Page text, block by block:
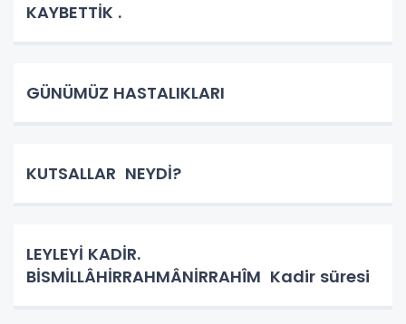
KAYBETTİK .
GÜNÜMÜZ HASTALIKLARI
KUTSALLAR NEYDİ?
LEYLEYİ KADİR.
BİSMİLLÂHİRRAHMÂNİRRAHÎM Kadir süresi